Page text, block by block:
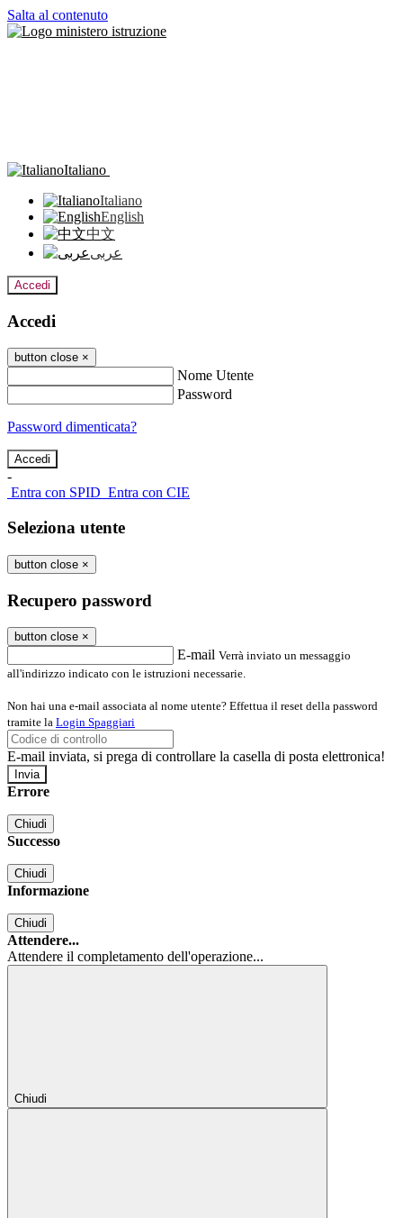
Salta al contenuto
Italiano
Italiano
English
中文
عربى
Accedi
Accedi
button close ×
Nome Utente
Password
Password dimenticata?
-
Entra con SPID Entra con CIE
Seleziona utente
button close ×
Recupero password
button close ×
E-mail Verrà inviato un messaggio
all'indirizzo indicato con le istruzioni necessarie.
Non hai una e-mail associata al nome utente? Effettua il reset della password
tramite la Login Spaggiari
E-mail inviata, si prega di controllare la casella di posta elettronica!
Errore
Chiudi
Successo
Chiudi
Informazione
Chiudi
Attendere...
Attendere il completamento dell'operazione...
Chiudi